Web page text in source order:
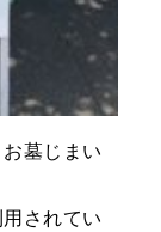
墓じまい
されてい